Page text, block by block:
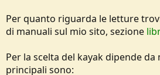
Per quanto riguarda le letture
di manuali sul mio sito, sezione
Per la scelta del kayak dipende
principali sono: